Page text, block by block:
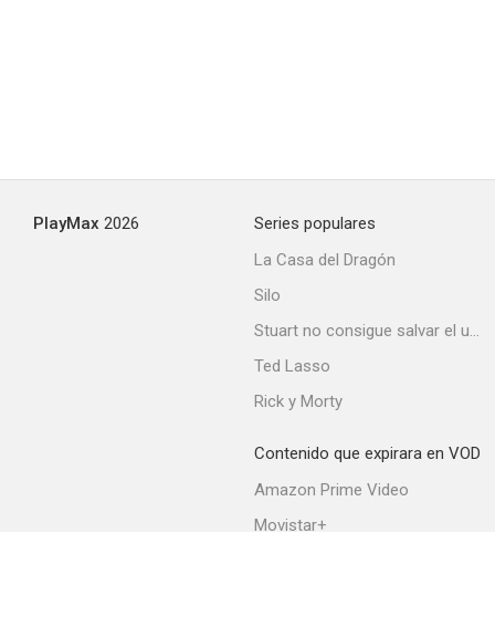
PlayMax 2026
Series populares
La Casa del Dragón
Silo
Stuart no consigue salvar el universo
Ted Lasso
Rick y Morty
Contenido que expirara en VOD
Amazon Prime Video
Movistar+